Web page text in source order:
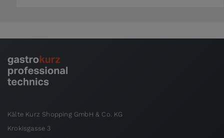
Kälte Kurz Shopping GmbH & Co. KG
Krokisgasse 3